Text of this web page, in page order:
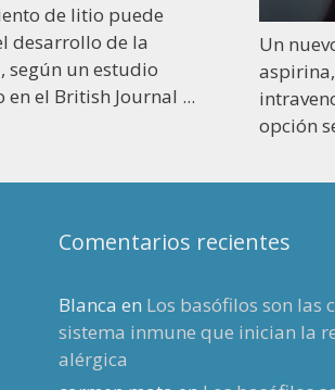
muestra que la
por vía
(IV), puede ser una
y eficaz ...
Una
Unidos
de ...
Comentarios recientes
Blanca en Los basófilos son las
sistema inmune que inician la
alérgica